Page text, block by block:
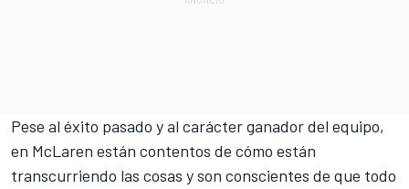
Pese al éxito pasado y al carácter ganador del equipo,
en McLaren están contentos de cómo están
transcurriendo las cosas y son conscientes de que todo